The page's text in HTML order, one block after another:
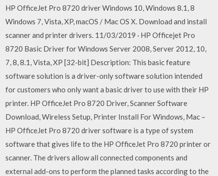
HP OfficeJet Pro 8720 driver Windows 10, Windows 8.1, 8
Windows 7, Vista, XP, macOS / Mac OS X. Download and install
scanner and printer drivers. 11/03/2019 · HP Officejet Pro
8720 Basic Driver for Windows Server 2008, Server 2012, 10,
7, 8, 8.1, Vista, XP [32-bit] Description: This basic feature
software solution is a driver-only software solution intended
for customers who only want a basic driver to use with their HP
printer. HP OfficeJet Pro 8720 Driver, Scanner Software
Download, Wireless Setup, Printer Install For Windows, Mac –
HP OfficeJet Pro 8720 driver software is a type of system
software that gives life to the HP OfficeJet Pro 8720 printer or
scanner. The drivers allow all connected components and
external add-ons to perform the planned tasks according to the